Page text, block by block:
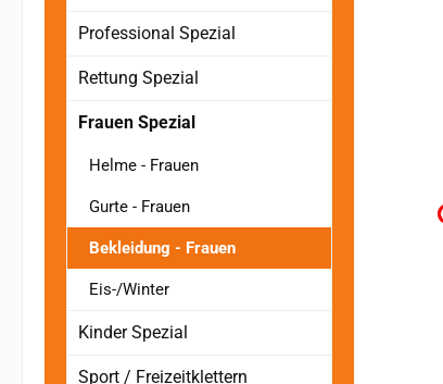
Professional Spezial
Rettung Spezial
Frauen Spezial
Helme - Frauen
Gurte - Frauen
Bekleidung - Frauen
Eis-/Winter
Kinder Spezial
Sport / Freizeitklettern